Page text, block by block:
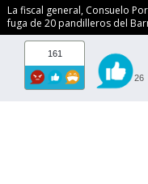
La fiscal general, Consuelo
fuga de 20 pandilleros del
161
26